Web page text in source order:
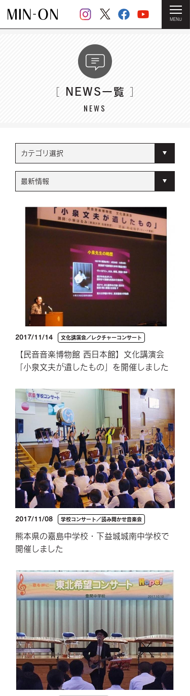
MENU
［ NEWS一覧 ］
NEWS
2017/11/14 文化講演会／レクチャーコンサート
【民音音楽博物館 西日本館】文化講演会
「小泉文夫が遺したもの」を開催しました
2017/11/08 学校コンサート／読み聞かせ音楽会
熊本県の嘉島中学校・下益城城南中学校で
開催しました